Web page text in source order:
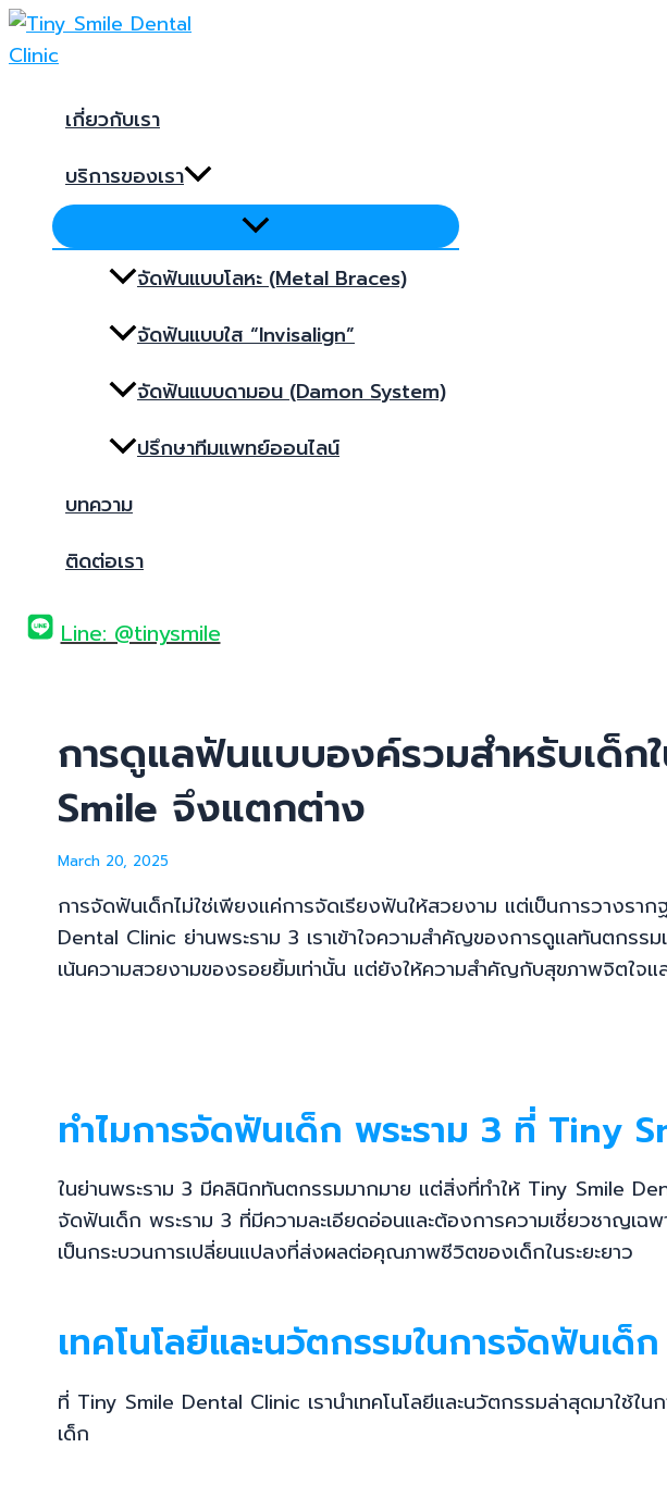
Skip
to
เกี่ยวกับเรา
บริการของเรา
จัดฟันแบบโลหะ (Metal Braces)
จัดฟันแบบใส “Invisalign”
จัดฟันแบบดามอน (Damon System)
ปรึกษาทีมแพทย์ออนไลน์
บทความ
ติดต่อเรา
Line: @tinysmile
การดูแลฟันแบบองค์รวมสำหรับเด็ก
Smile จึงแตกต่าง
March 20, 2025
การจัดฟันเด็กไม่ใช่เพียงแค่การจัดเรียงฟันให้สวยงาม แต่เป็นการวางร
Dental Clinic ย่านพระราม 3 เราเข้าใจความสำคัญของการดูแลทันตกร
เน้นความสวยงามของรอยยิ้มเท่านั้น แต่ยังให้ความสำคัญกับสุขภาพจิตใจ
ทำไมการจัดฟันเด็ก พระราม 3 ที่ Tiny
ในย่านพระราม 3 มีคลินิกทันตกรรมมากมาย แต่สิ่งที่ทำให้ Tiny Smile
จัดฟันเด็ก พระราม 3 ที่มีความละเอียดอ่อนและต้องการความเชี่ยวชาญเฉ
เป็นกระบวนการเปลี่ยนแปลงที่ส่งผลต่อคุณภาพชีวิตของเด็กในระยะยาว
เทคโนโลยีและนวัตกรรมในการจัดฟันเด็ก
ที่ Tiny Smile Dental Clinic เรานำเทคโนโลยีและนวัตกรรมล่าสุดมาใช้
เด็ก
Post
navigation
Menu
Menu